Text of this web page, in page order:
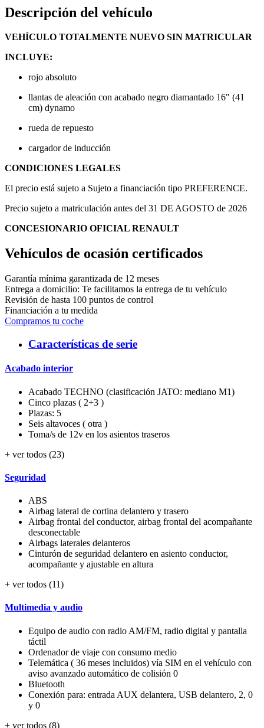
Descripción del vehículo
VEHÍCULO TOTALMENTE NUEVO SIN MATRICULAR
INCLUYE:
rojo absoluto
llantas de aleación con acabado negro diamantado 16" (41
cm) dynamo
rueda de repuesto
cargador de inducción
CONDICIONES LEGALES
El precio está sujeto a Sujeto a financiación tipo PREFERENCE.
Precio sujeto a matriculación antes del 31 DE AGOSTO de 2026
CONCESIONARIO OFICIAL RENAULT
Vehículos de ocasión certificados
Garantía mínima garantizada de 12 meses
Entrega a domicilio: Te facilitamos la entrega de tu vehículo
Revisión de hasta 100 puntos de control
Financiación a tu medida
Compramos tu coche
Características de serie
Acabado interior
Acabado TECHNO (clasificación JATO: mediano M1)
Cinco plazas ( 2+3 )
Plazas: 5
Seis altavoces ( otra )
Toma/s de 12v en los asientos traseros
+ ver todos (23)
Seguridad
ABS
Airbag lateral de cortina delantero y trasero
Airbag frontal del conductor, airbag frontal del acompañante
desconectable
Airbags laterales delanteros
Cinturón de seguridad delantero en asiento conductor,
acompañante y ajustable en altura
+ ver todos (11)
Multimedia y audio
Equipo de audio con radio AM/FM, radio digital y pantalla
táctil
Ordenador de viaje con consumo medio
Telemática ( 36 meses incluidos) vía SIM en el vehículo con
aviso avanzado automático de colisión 0
Bluetooth
Conexión para: entrada AUX delantera, USB delantero, 2, 0
y 0
+ ver todos (8)